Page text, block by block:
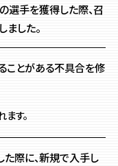
選手を獲得した際、召
した。
ことがある不具合を修
す。
際に、新規で入手し